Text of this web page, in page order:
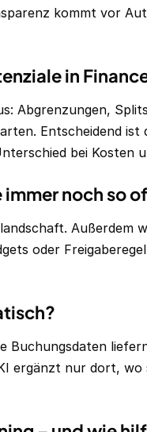
kommt vor
in
Abgrenzungen,
Entscheidend ist
bei Kosten
noch so
Außerdem
oder
Buchungsdaten
ergänzt nur dort, wo